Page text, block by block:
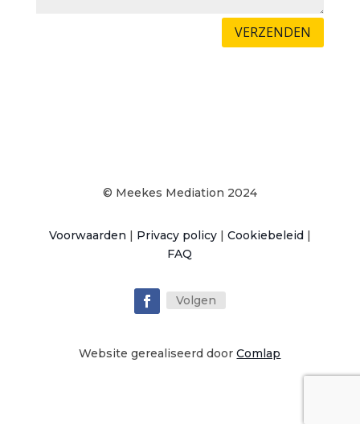
VERZENDEN
© Meekes Mediation 2024
Voorwaarden | Privacy policy| Cookiebeleid|
FAQ
Volgen
Website gerealiseerd doorComlap